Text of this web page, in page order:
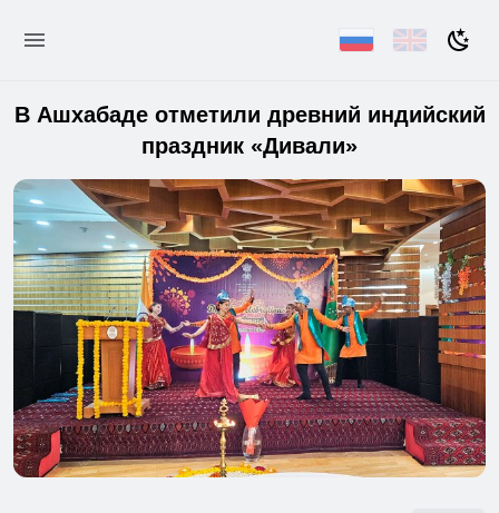
В Ашхабаде отметили древний индийский
праздник «Дивали»